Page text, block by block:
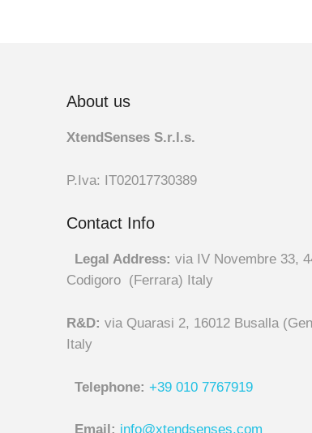
About us
XtendSenses S.r.l.s.
P.Iva: IT02017730389
Contact Info
Legal Address: via IV Novembre 33,
Codigoro (Ferrara) Italy
R&D: via Quarasi 2, 16012 Busalla
Italy
Telephone: +39 010 7767919
Email: info@xtendsenses.com